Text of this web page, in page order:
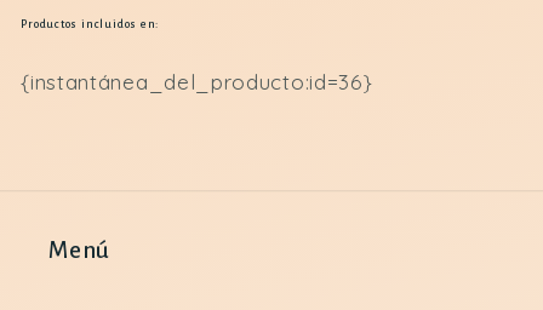
Productos incluidos en:
{instantánea_del_producto:id=36}
Menú